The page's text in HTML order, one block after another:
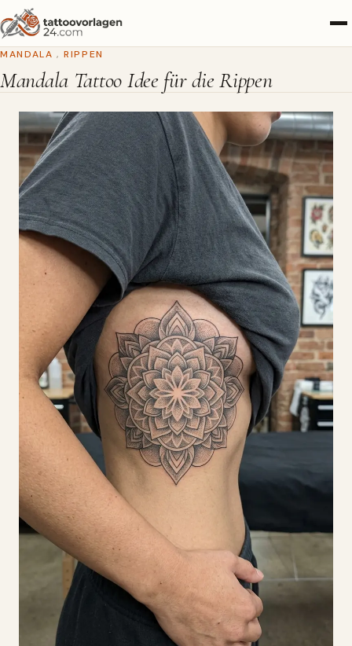
MANDALA , RIPPEN
Mandala Tattoo Idee für die Rippen